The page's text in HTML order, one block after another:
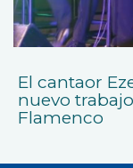
El cantaor
nuevo
Flamenco